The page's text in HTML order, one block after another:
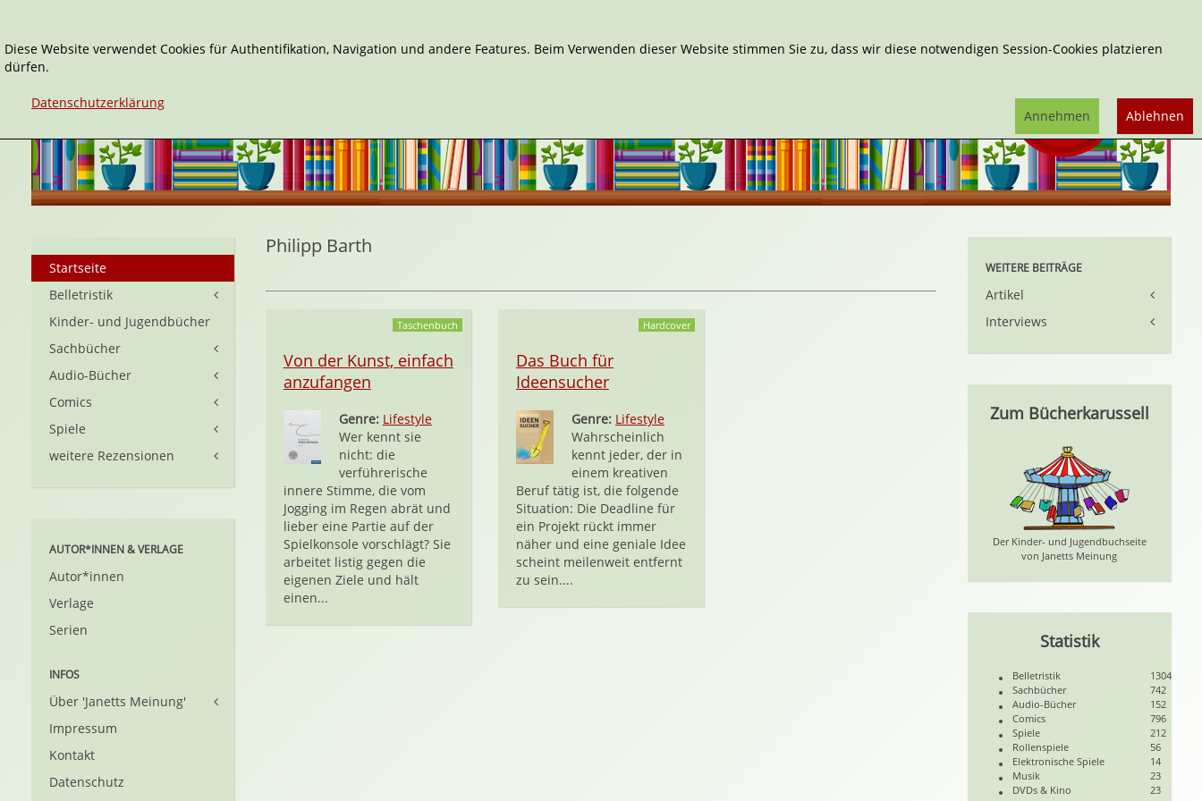
Philipp Barth
Taschenbuch
Von der Kunst, einfach
anzufangen
Genre: Lifestyle
Wer kennt sie
nicht: die
verführerische
innere Stimme, die vom
Jogging im Regen abrät und
lieber eine Partie auf der
Spielkonsole vorschlägt? Sie
arbeitet listig gegen die
eigenen Ziele und hält
einen...
Hardcover
Das Buch für
Ideensucher
Genre: Lifestyle
Wahrscheinlich
kennt jeder, der in
einem kreativen
Beruf tätig ist, die folgende
Situation: Die Deadline für
ein Projekt rückt immer
näher und eine geniale Idee
scheint meilenweit entfernt
zu sein....
Startseite
Belletristik
Kinder- und Jugendbücher
Sachbücher
Audio-Bücher
Comics
Spiele
weitere Rezensionen
AUTOR*INNEN & VERLAGE
Autor*innen
Verlage
Serien
INFOS
Über 'Janetts Meinung'
Impressum
Kontakt
Datenschutz
WEITERE BEITRÄGE
Artikel
Interviews
Zum Bücherkarussell
Der Kinder- und Jugendbuchseite
von Janetts Meinung
Statistik
Belletristik
1304
Sachbücher
742
Audio-Bücher
152
Comics
796
Spiele
212
Rollenspiele
56
Elektronische Spiele
14
Musik
23
DVDs & Kino
23
Diese Website verwendet Cookies für Authentifikation, Navigation und andere Features. Beim Verwenden dieser Website stimmen Sie zu, dass wir diese notwendigen Session-Cookies platzieren
dürfen.
Datenschutzerklärung
Ablehnen
Annehmen